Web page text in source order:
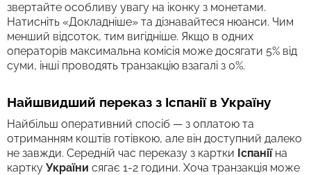
звертайте особливу увагу на іконку з монетами.
Натисніть «Докладніше» та дізнавайтеся нюанси. Чим
менший відсоток, тим вигідніше. Якщо в одних
операторів максимальна комісія може досягати 5% від
суми, інші проводять транзакцію взагалі з 0%.
Найшвидший переказ з Іспанії в Україну
Найбільш оперативний спосіб — з оплатою та
отриманням коштів готівкою, але він доступний далеко
не завжди. Середній час переказу з картки Іспанії на
картку України сягає 1-2 години. Хоча транзакція може